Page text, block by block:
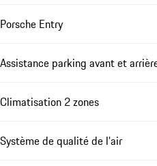
Porsche Entry
Assistance parking avant et
Climatisation 2 zones
Système de qualité de l'air